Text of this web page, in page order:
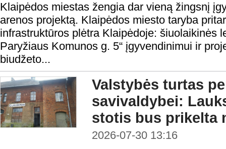
Klaipėdos miestas žengia dar vieną žingsnį
arenos projektą. Klaipėdos miesto taryba
infrastruktūros plėtra Klaipėdoje: šiuolaikinės
Paryžiaus Komunos g. 5“ įgyvendinimui ir
biudžeto...
Valstybės turtas
savivaldybei:
stotis bus prikelta
2026-07-30 13:16